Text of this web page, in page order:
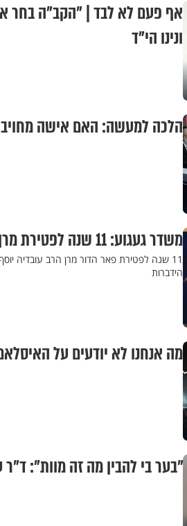
אף פעם לא לבד | "הקב"ה בחר
ונינו הי"ד
הלכה למעשה: האם אישה
משדר געגוע: 11 שנה לפטירת מרן הרב עובדיה יוסף זצ"ל
הידברות
מה אנחנו לא יודעים על
"בער בי להבין מה זה מוות":